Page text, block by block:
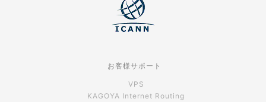
お客様サポート
VPS
KAGOYA Internet Routing